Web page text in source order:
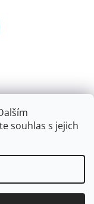
souhlas s jejich